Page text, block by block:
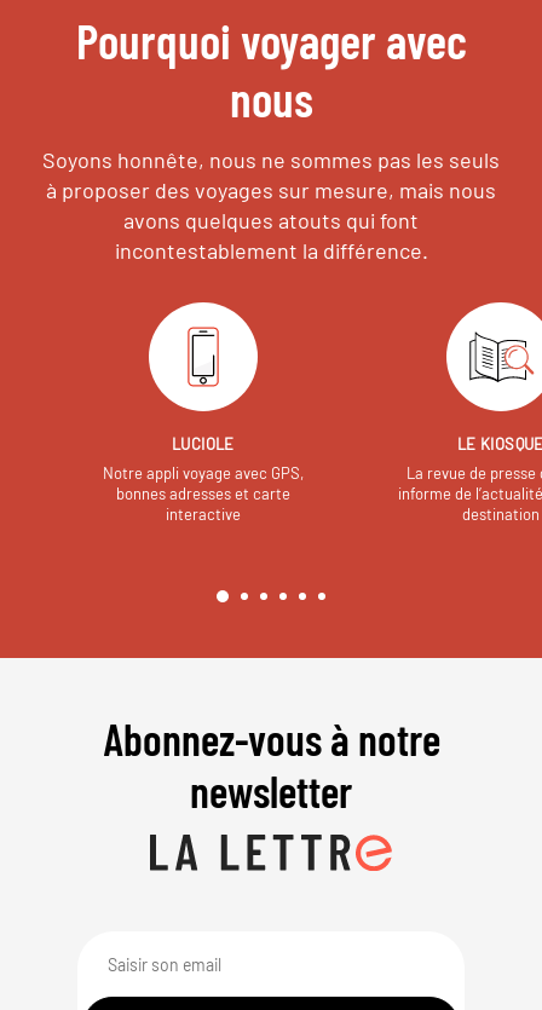
Pourquoi voyager avec
nous
Soyons honnête, nous ne sommes pas les seuls
à proposer des voyages sur mesure, mais nous
avons quelques atouts qui font
incontestablement la différence.
LUCIOLE
Notre appli voyage avec GPS,
bonnes adresses et carte
interactive
LE
La revue de presse
informe de
destination
Abonnez-vous à notre
newsletter